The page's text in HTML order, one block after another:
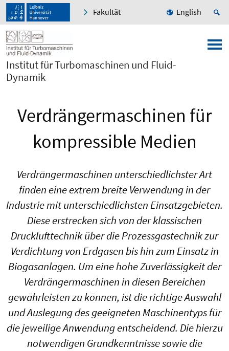
Fakultät English
Institut für Turbomaschinen und Fluid-
Dynamik
Verdrängermaschinen für
kompressible Medien
Verdrängermaschinen unterschiedlichster Art
finden eine extrem breite Verwendung in der
Industrie mit unterschiedlichsten Einsatzgebieten.
Diese erstrecken sich von der klassischen
Drucklufttechnik über die Prozessgastechnik zur
Verdichtung von Erdgasen bis hin zum Einsatz in
Biogasanlagen. Um eine hohe Zuverlässigkeit der
Verdrängermaschinen in diesen Bereichen
gewährleisten zu können, ist die richtige Auswahl
und Auslegung des geeigneten Maschinentyps für
die jeweilige Anwendung entscheidend. Die hierzu
notwendigen Grundkenntnisse sowie die